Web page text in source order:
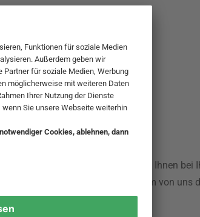
. Wir stehen Ihnen bei
Ihren Wunschartikel dann bequem von uns